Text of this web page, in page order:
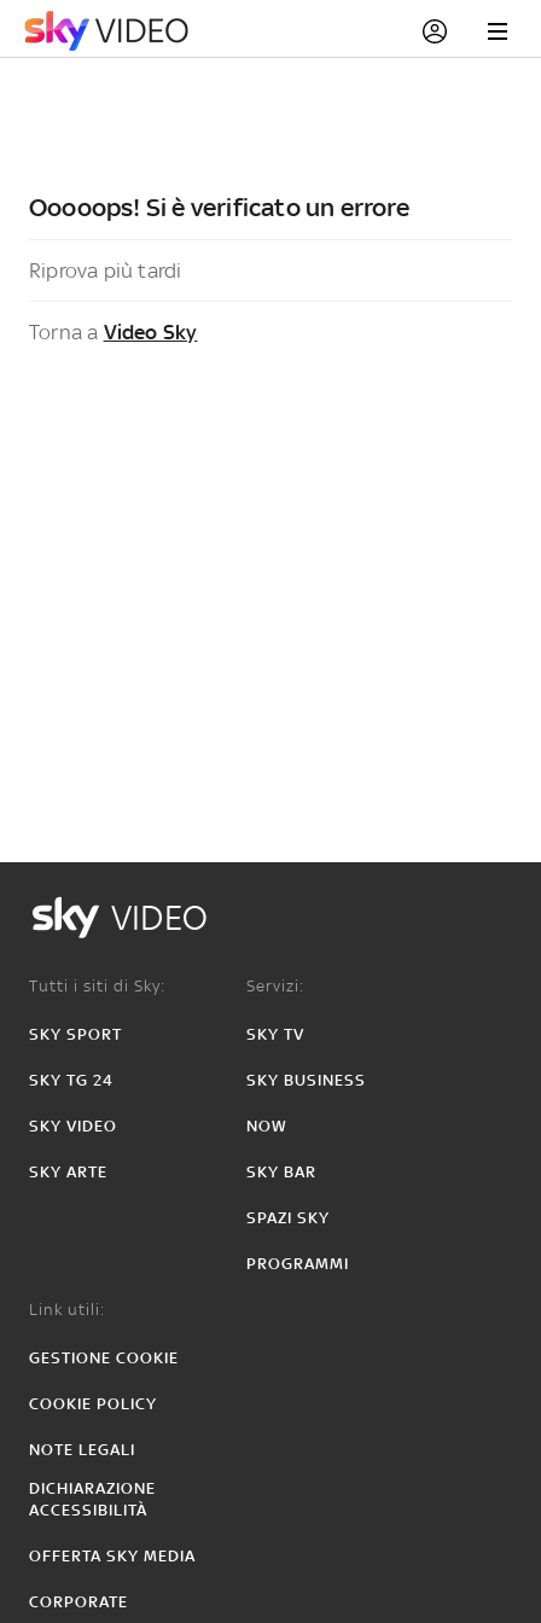
Ooooops! Si è verificato un errore
Riprova più tardi
Torna a Video Sky
VIDEO
Tutti i siti di Sky:
SKY SPORT
SKY TG 24
SKY VIDEO
SKY ARTE
Servizi:
SKY TV
SKY BUSINESS
NOW
SKY BAR
SPAZI SKY
PROGRAMMI
Link utili:
GESTIONE COOKIE
COOKIE POLICY
NOTE LEGALI
DICHIARAZIONE
ACCESSIBILITÀ
OFFERTA SKY MEDIA
CORPORATE